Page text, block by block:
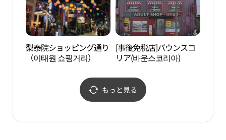
梨泰院ショッピング通り
（이태원 쇼핑거리）
[事後免税店]バウンスコ
リア(바운스코리아)
もっと見る